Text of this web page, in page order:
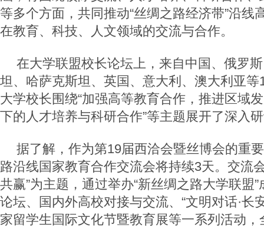
等多个方面，共同推动“丝绸之路经济带”沿线
在教育、科技、人文领域的交流与合作。
在大学联盟校长论坛上，来自中国、俄罗
坦、哈萨克斯坦、英国、意大利、澳大利亚
大学校长围绕“加强高等教育合作，推进区域
下的人才培养与科研合作”等主题展开了深入
据了解，作为第19届西洽会暨丝博会的重
路沿线国家教育合作交流会将持续3天。交流
共赢”为主题，通过举办“新丝绸之路大学联盟
论坛、国内外高校对接与交流、“文明对话·长
家留学生国际文化节暨教育展等一系列活动